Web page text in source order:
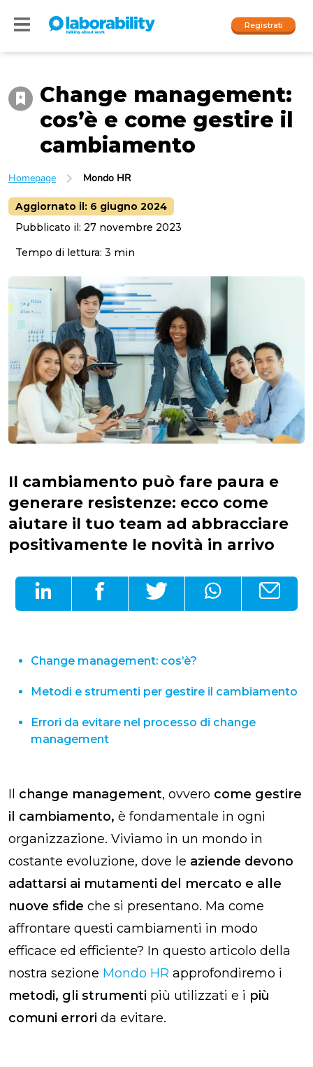
Registrati
I nostri social
Accedi
People
Company
Change management:
cos’è e come gestire il
cambiamento
Homepage Mondo HR
Aggiornato il: 6 giugno 2024
Pubblicato il: 27 novembre 2023
Tempo di lettura: 3 min
Il cambiamento può fare paura e
generare resistenze: ecco come
aiutare il tuo team ad abbracciare
positivamente le novità in arrivo
Change management: cos’è?
Metodi e strumenti per gestire il cambiamento
Errori da evitare nel processo di change
management
Il change management, ovvero come gestire
il cambiamento, è fondamentale in ogni
organizzazione. Viviamo in un mondo in
costante evoluzione, dove le aziende devono
adattarsi ai mutamenti del mercato e alle
nuove sfide che si presentano. Ma come
affrontare questi cambiamenti in modo
efficace ed efficiente? In questo articolo della
nostra sezione Mondo HR approfondiremo i
metodi, gli strumenti più utilizzati e i più
comuni errori da evitare.